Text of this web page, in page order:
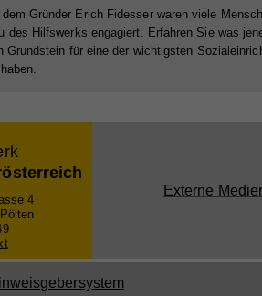
dem Gründer Erich Fidesser waren viele
des Hilfswerks engagiert. Erfahren Sie was
Grundstein für eine der wichtigsten
4
Externe